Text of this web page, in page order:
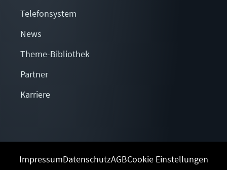
Telefonsystem
News
Theme-Bibliothek
Partner
Karriere
ImpressumDatenschutzAGBCookie Einstellungen